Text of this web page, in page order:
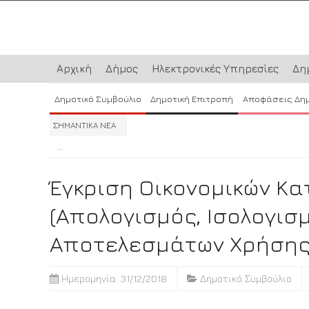
Αρχική Δήμος Ηλεκτρονικές Υπηρεσίες
Δημοτικό Συμβούλιο Δημοτική Επιτροπή Αποφάσεις
ΣΗΜΑΝΤΙΚΑ ΝΕΑ
...
Έγκριση Οικονομικών
(απολογισμός,
Αποτελεσμάτων
Ημερομηνία: 31/12/2018 Δημοτικό Συμβούλιο